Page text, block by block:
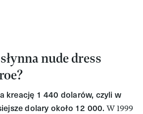
nude dress
kreację 1 440 dolarów, czyli w
dolary około 12 000. W 1999